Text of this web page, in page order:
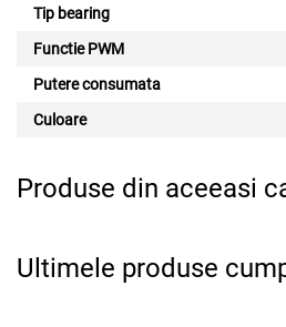
Tip bearing
Functie PWM
Putere consumata
Culoare
Produse din aceeasi
Ultimele produse